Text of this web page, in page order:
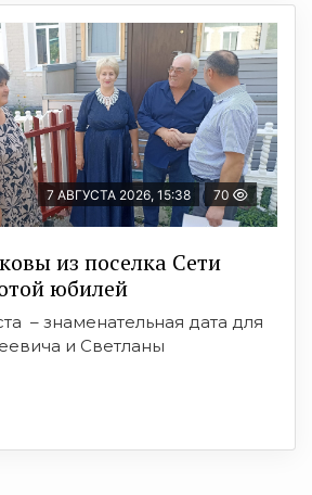
7 АВГУСТА 2026, 15:38 70
из поселка Сети
юбилей
– знаменательная дата для
и Светланы